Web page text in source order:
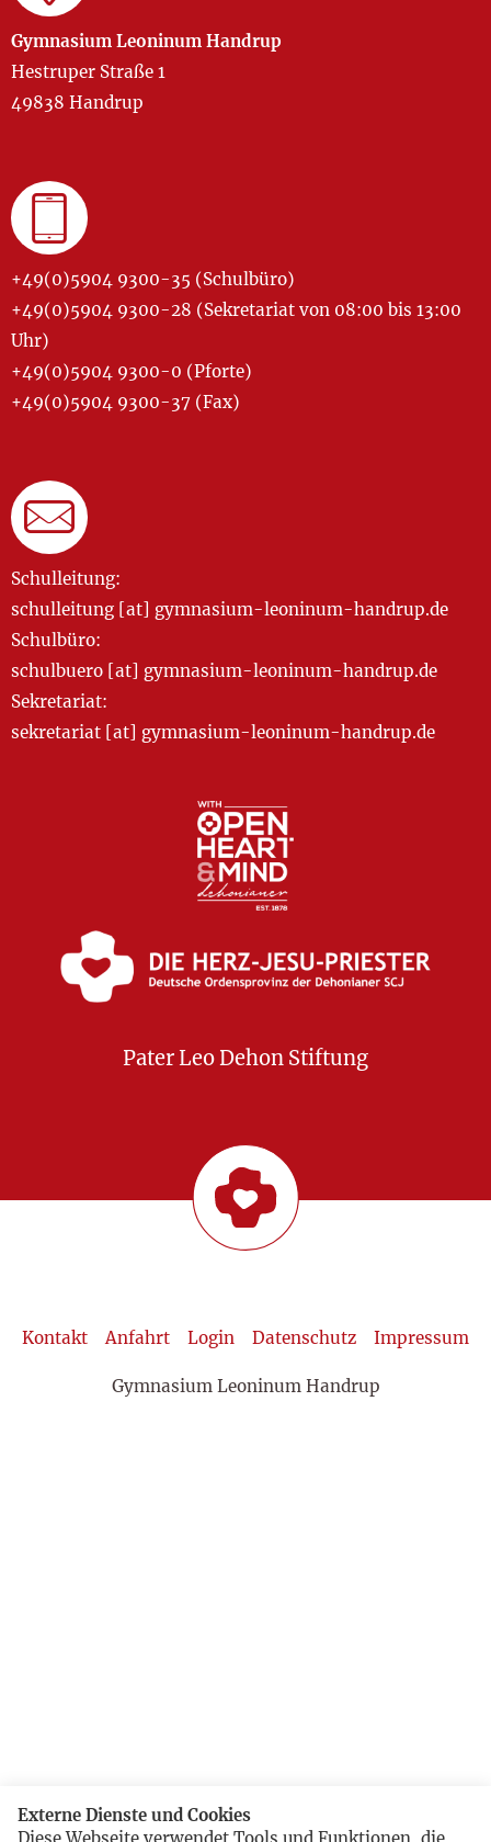
Gymnasium Leoninum Handrup
Hestruper Straße 1
49838 Handrup
+49(0)5904 9300-35 (Schulbüro)
+49(0)5904 9300-28 (Sekretariat von 08:00 bis 13:00
Uhr)
+49(0)5904 9300-0 (Pforte)
+49(0)5904 9300-37 (Fax)
Schulleitung:
schulleitung [at] gymnasium-leoninum-handrup.de
Schulbüro:
schulbuero [at] gymnasium-leoninum-handrup.de
Sekretariat:
sekretariat [at] gymnasium-leoninum-handrup.de
Pater Leo Dehon Stiftung
Kontakt Anfahrt Login Datenschutz Impressum
Gymnasium Leoninum Handrup
Externe Dienste und Cookies
Diese Webseite verwendet Tools und Funktionen, die